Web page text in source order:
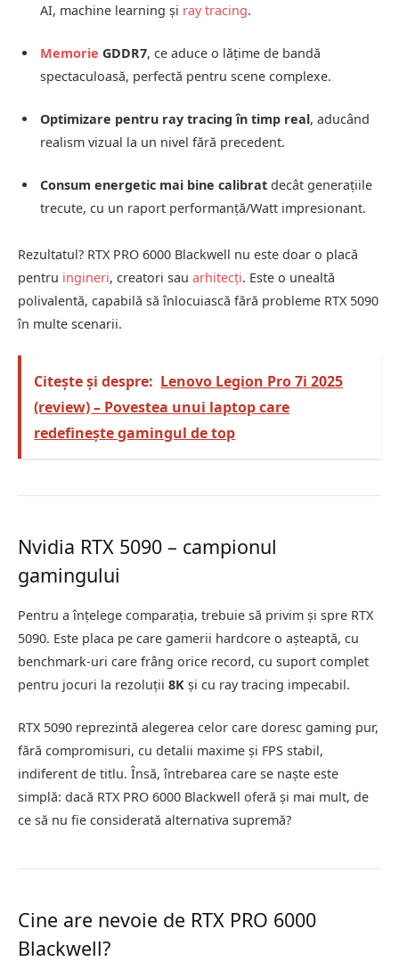
AI, machine learning și ray tracing.
Memorie GDDR7, ce aduce o lățime de bandă
spectaculoasă, perfectă pentru scene complexe.
Optimizare pentru ray tracing în timp real, aducând
realism vizual la un nivel fără precedent.
Consum energetic mai bine calibrat decât generațiile
trecute, cu un raport performanță/Watt impresionant.
Rezultatul? RTX PRO 6000 Blackwell nu este doar o placă
pentru ingineri, creatori sau arhitecți. Este o unealtă
polivalentă, capabilă să înlocuiască fără probleme RTX 5090
în multe scenarii.
Citește și despre: Lenovo Legion Pro 7i 2025
(review) – Povestea unui laptop care
redefinește gamingul de top
Nvidia RTX 5090 – campionul
gamingului
Pentru a înțelege comparația, trebuie să privim și spre RTX
5090. Este placa pe care gamerii hardcore o așteaptă, cu
benchmark-uri care frâng orice record, cu suport complet
pentru jocuri la rezoluții 8K și cu ray tracing impecabil.
RTX 5090 reprezintă alegerea celor care doresc gaming pur,
fără compromisuri, cu detalii maxime și FPS stabil,
indiferent de titlu. Însă, întrebarea care se naște este
simplă: dacă RTX PRO 6000 Blackwell oferă și mai mult, de
ce să nu fie considerată alternativa supremă?
Cine are nevoie de RTX PRO 6000
Blackwell?